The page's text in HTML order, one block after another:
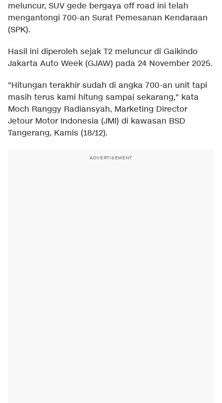
meluncur, SUV gede bergaya off road ini telah
mengantongi 700-an Surat Pemesanan Kendaraan
(SPK).
Hasil ini diperoleh sejak T2 meluncur di Gaikindo
Jakarta Auto Week (GJAW) pada 24 November 2025.
"Hitungan terakhir sudah di angka 700-an unit tapi
masih terus kami hitung sampai sekarang," kata
Moch Ranggy Radiansyah, Marketing Director
Jetour Motor Indonesia (JMI) di kawasan BSD
Tangerang, Kamis (18/12).
ADVERTISEMENT